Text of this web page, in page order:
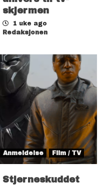
skjermen
1 uke ago
Redaksjonen
Anmeldelse Film / TV
Stjerneskuddet